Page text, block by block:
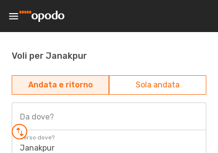
Voli per Janakpur
Andata e ritorno Sola andata
Da dove?
Verso dove?
Janakpur